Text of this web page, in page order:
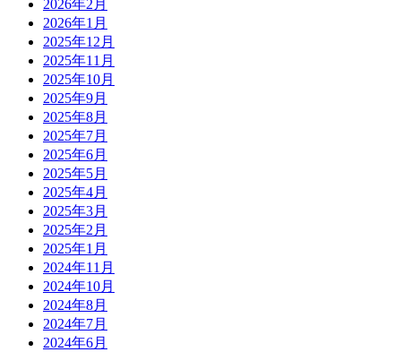
2026年2月
2026年1月
2025年12月
2025年11月
2025年10月
2025年9月
2025年8月
2025年7月
2025年6月
2025年5月
2025年4月
2025年3月
2025年2月
2025年1月
2024年11月
2024年10月
2024年8月
2024年7月
2024年6月